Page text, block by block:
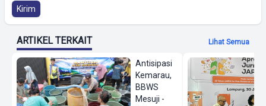
Kirim
ARTIKEL TERKAIT Lihat Semua
Antisipasi
Kemarau,
BBWS
Mesuji -